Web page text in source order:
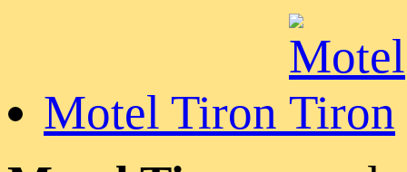
Motel Tiron